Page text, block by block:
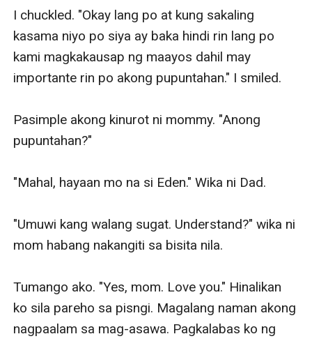
I chuckled. "Okay lang po at kung sakaling
kasama niyo po siya ay baka hindi rin lang po
kami magkakausap ng maayos dahil may
importante rin po akong pupuntahan." I smiled.
Pasimple akong kinurot ni mommy. "Anong
pupuntahan?"
"Mahal, hayaan mo na si Eden." Wika ni Dad.
"Umuwi kang walang sugat. Understand?" wika ni
mom habang nakangiti sa bisita nila.
Tumango ako. "Yes, mom. Love you." Hinalikan
ko sila pareho sa pisngi. Magalang naman akong
nagpaalam sa mag-asawa. Pagkalabas ko ng